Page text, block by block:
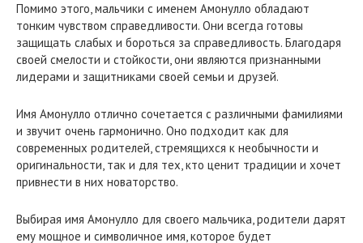
Помимо этого, мальчики с именем Амонулло обладают
тонким чувством справедливости. Они всегда готовы
защищать слабых и бороться за справедливость. Благодаря
своей смелости и стойкости, они являются признанными
лидерами и защитниками своей семьи и друзей.
Имя Амонулло отлично сочетается с различными фамилиями
и звучит очень гармонично. Оно подходит как для
современных родителей, стремящихся к необычности и
оригинальности, так и для тех, кто ценит традиции и хочет
привнести в них новаторство.
Выбирая имя Амонулло для своего мальчика, родители дарят
ему мощное и символичное имя, которое будет